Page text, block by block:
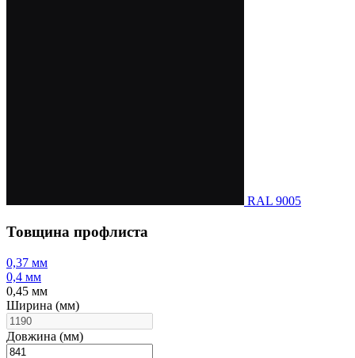
RAL 9005
Товщина профлиста
0,37 мм
0,4 мм
0,45 мм
Ширина (мм)
Довжина (мм)